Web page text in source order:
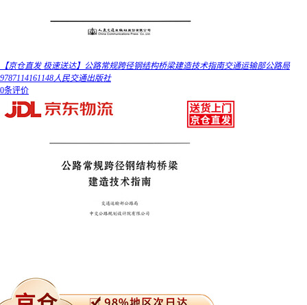
【京仓直发 极速送达】公路常规跨径钢结构桥梁建造技术指南交通运输部公路局
9787114161148人民交通出版社
0条评价